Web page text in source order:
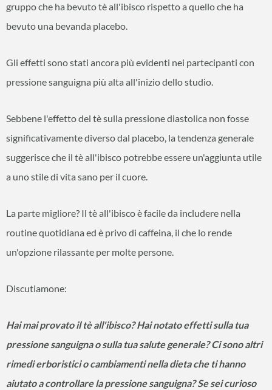
gruppo che ha bevuto tè all'ibisco rispetto a quello che ha
bevuto una bevanda placebo.
Gli effetti sono stati ancora più evidenti nei partecipanti con
pressione sanguigna più alta all'inizio dello studio.
Sebbene l'effetto del tè sulla pressione diastolica non fosse
significativamente diverso dal placebo, la tendenza generale
suggerisce che il tè all'ibisco potrebbe essere un'aggiunta utile
a uno stile di vita sano per il cuore.
La parte migliore? Il tè all'ibisco è facile da includere nella
routine quotidiana ed è privo di caffeina, il che lo rende
un'opzione rilassante per molte persone.
Discutiamone:
Hai mai provato il tè all'ibisco? Hai notato effetti sulla tua
pressione sanguigna o sulla tua salute generale? Ci sono altri
rimedi erboristici o cambiamenti nella dieta che ti hanno
aiutato a controllare la pressione sanguigna? Se sei curioso